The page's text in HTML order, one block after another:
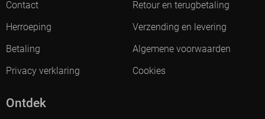
Contact
Retour en terugbetaling
Herroeping
Verzending en levering
Betaling
Algemene voorwaarden
Privacy verklaring
Cookies
Ontdek